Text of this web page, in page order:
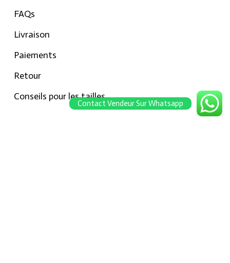
FAQs
Livraison
Paiements
Retour
Conseils pour les tailles
Contact Vendeur Sur Whatsapp